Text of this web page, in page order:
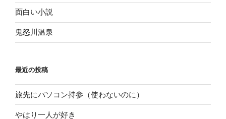
面白い小説
鬼怒川温泉
最近の投稿
旅先にパソコン持参（使わないのに）
やはり一人が好き